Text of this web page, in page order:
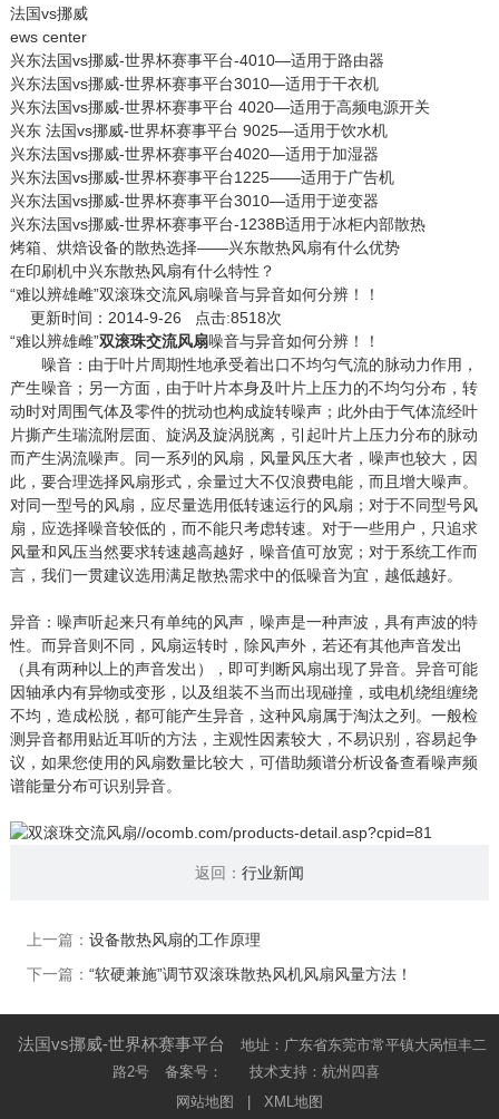
法国vs挪威
ews center
兴东法国vs挪威-世界杯赛事平台-4010—适用于路由器
兴东法国vs挪威-世界杯赛事平台3010—适用于干衣机
兴东法国vs挪威-世界杯赛事平台 4020—适用于高频电源开关
兴东 法国vs挪威-世界杯赛事平台 9025—适用于饮水机
兴东法国vs挪威-世界杯赛事平台4020—适用于加湿器
兴东法国vs挪威-世界杯赛事平台1225——适用于广告机
兴东法国vs挪威-世界杯赛事平台3010—适用于逆变器
兴东法国vs挪威-世界杯赛事平台-1238B适用于冰柜内部散热
烤箱、烘焙设备的散热选择——兴东散热风扇有什么优势
在印刷机中兴东散热风扇有什么特性？
“难以辨雄雌”双滚珠交流风扇噪音与异音如何分辨！！
更新时间：2014-9-26 点击:8518次
“难以辨雄雌”双滚珠交流风扇噪音与异音如何分辨！！
噪音：由于叶片周期性地承受着出口不均匀气流的脉动力作用，
产生噪音；另一方面，由于叶片本身及叶片上压力的不均匀分布，转
动时对周围气体及零件的扰动也构成旋转噪声；此外由于气体流经叶
片撕产生瑞流附层面、旋涡及旋涡脱离，引起叶片上压力分布的脉动
而产生涡流噪声。同一系列的风扇，风量风压大者，噪声也较大，因
此，要合理选择风扇形式，余量过大不仅浪费电能，而且增大噪声。
对同一型号的风扇，应尽量选用低转速运行的风扇；对于不同型号风
扇，应选择噪音较低的，而不能只考虑转速。对于一些用户，只追求
风量和风压当然要求转速越高越好，噪音值可放宽；对于系统工作而
言，我们一贯建议选用满足散热需求中的低噪音为宜，越低越好。
异音：噪声听起来只有单纯的风声，噪声是一种声波，具有声波的特
性。而异音则不同，风扇运转时，除风声外，若还有其他声音发出
（具有两种以上的声音发出），即可判断风扇出现了异音。异音可能
因轴承内有异物或变形，以及组装不当而出现碰撞，或电机绕组缠绕
不均，造成松脱，都可能产生异音，这种风扇属于淘汰之列。一般检
测异音都用贴近耳听的方法，主观性因素较大，不易识别，容易起争
议，如果您使用的风扇数量比较大，可借助频谱分析设备查看噪声频
谱能量分布可识别异音。
返回： 行业新闻
上一篇： 设备散热风扇的工作原理
下一篇： “软硬兼施”调节双滚珠散热风机风扇风量方法！
法国vs挪威-世界杯赛事平台
地址：广东省东莞市常平镇大呙恒丰二
路2号
备案号：
技术支持：杭州四喜
网站地图
XML地图